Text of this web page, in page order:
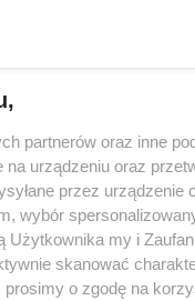
partnerów oraz inne
urządzeniu oraz
przez
wybór
Użytkownika my i
skanować
o zgodę na